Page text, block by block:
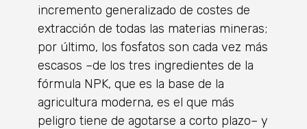
incremento generalizado de costes de
extracción de todas las materias mineras;
por último, los fosfatos son cada vez más
escasos –de los tres ingredientes de la
fórmula NPK, que es la base de la
agricultura moderna, es el que más
peligro tiene de agotarse a corto plazo– y